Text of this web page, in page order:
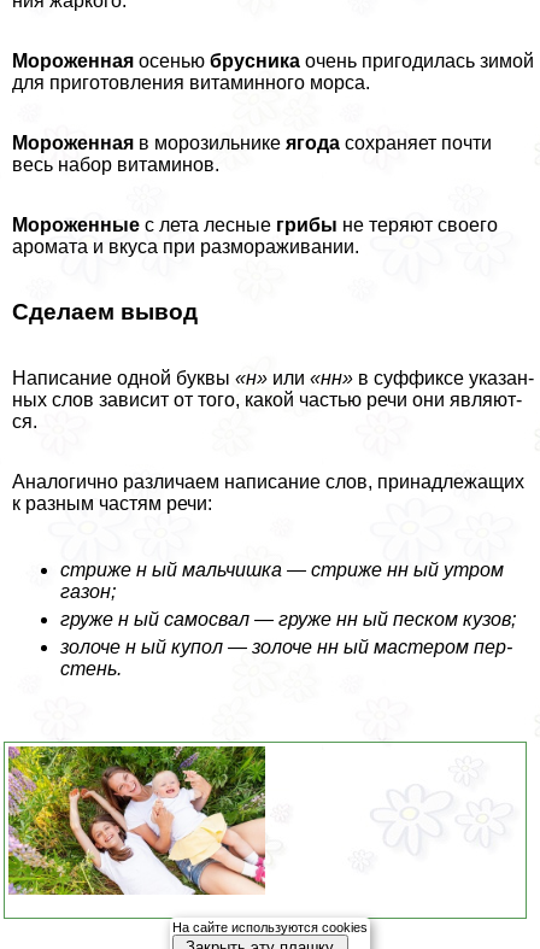
Мороженная осе­нью брус­ни­ка очень при­го­ди­лась зимой
для при­го­тов­ле­ния вита­мин­но­го мор­са.
Мороженная в моро­зиль­ни­ке яго­да сохра­ня­ет почти
весь набор вита­ми­нов.
Мороженные с лета лес­ные гри­бы не теря­ют сво­е­го
аро­ма­та и вку­са при раз­мо­ра­жи­ва­нии.
Сделаем вывод
Написание одной бук­вы «н» или «нн» в суф­фик­се ука­зан­
ных слов зави­сит от того, какой частью речи они явля­ют­
ся.
Аналогично раз­ли­ча­ем напи­са­ние слов, при­над­ле­жа­щих
к раз­ным частям речи:
стри­же н ый маль­чиш­ка — стри­же нн ый утром
газон;
гру­же н ый само­свал — гру­же нн ый пес­ком кузов;
золо­че н ый купол — золо­че нн ый масте­ром пер­
стень.
На сайте используются cookies